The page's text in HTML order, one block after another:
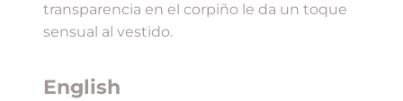
transparencia en el corpiño le da un toque
sensual al vestido.
English